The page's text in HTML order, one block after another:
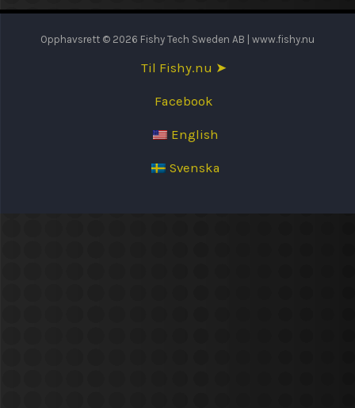
Opphavsrett © 2026 Fishy Tech Sweden AB | www.fishy.nu
Til Fishy.nu ➤
Facebook
English
Svenska